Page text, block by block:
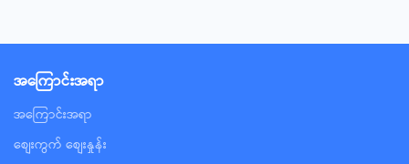
အ‌ကြောင်းအရာ
အ‌ကြောင်းအရာ
စျေးကွက် စျေးနှုန်း